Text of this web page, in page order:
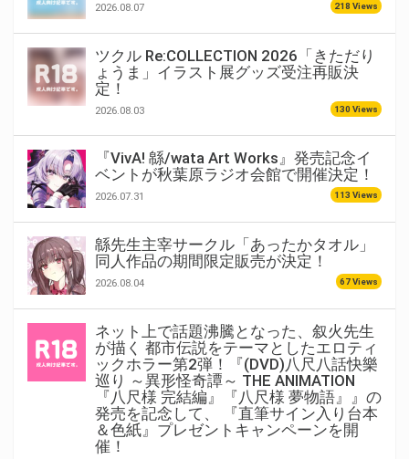
2026.08.07 218 Views
ツクル Re:COLLECTION 2026「きただり
ょうま」イラスト展グッズ受注再販決
定！
2026.08.03 130 Views
『VivA! 緜/wata Art Works』発売記念イ
ベントが秋葉原ラジオ会館で開催決定！
2026.07.31 113 Views
緜先生主宰サークル「あったかタオル」
同人作品の期間限定販売が決定！
2026.08.04 67 Views
ネット上で話題沸騰となった、叙火先生
が描く 都市伝説をテーマとしたエロティ
ックホラー第2弾！『(DVD)八尺八話快樂
巡り ～異形怪奇譚～ THE ANIMATION
『八尺様 完結編』『八尺様 夢物語』』の
発売を記念して、 『直筆サイン入り台本
＆色紙』プレゼントキャンペーンを開
催！